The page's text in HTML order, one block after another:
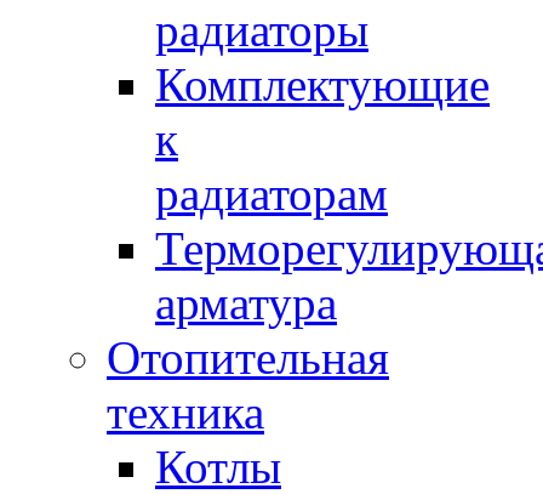
радиаторы
Комплектующие
к
радиаторам
арматура
Отопительная
техника
Котлы